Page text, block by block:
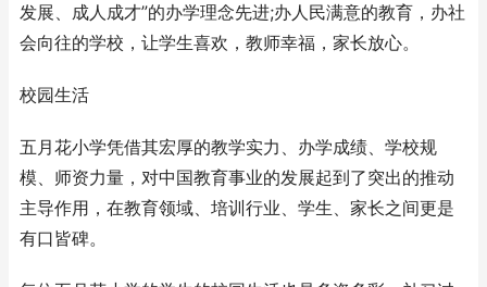
发展、成人成才”的办学理念先进;办人民满意的教育，办社
会向往的学校，让学生喜欢，教师幸福，家长放心。
校园生活
五月花小学凭借其宏厚的教学实力、办学成绩、学校规
模、师资力量，对中国教育事业的发展起到了突出的推动
主导作用，在教育领域、培训行业、学生、家长之间更是
有口皆碑。